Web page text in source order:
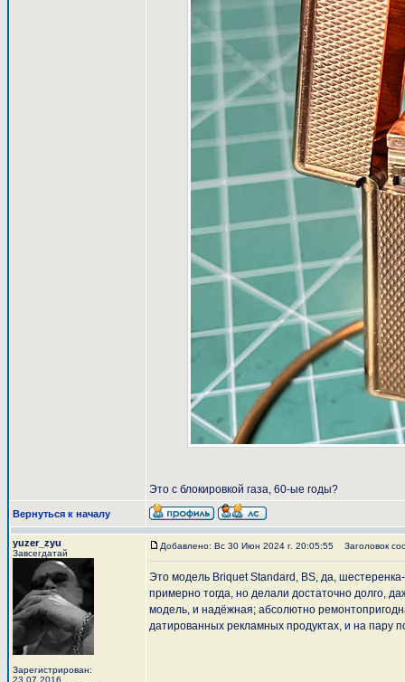
Это с блокировкой газа, 60-ые годы?
Вернуться к началу
yuzer_zyu
Завсегдатай
Зарегистрирован:
23.07.2016
Добавлено: Вс 30 Июн 2024 г. 20:05:55 Заголовок
Это модель Briquet Standard, BS, да,
примерно тогда, но делали достаточно долго,
модель, и надёжная; абсолютно
датированных рекламных продуктах, и на пару